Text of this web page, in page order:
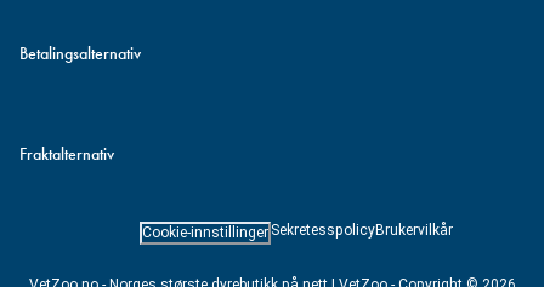
Betalingsalternativ
Fraktalternativ
Cookie-innstillinger SekretesspolicyBrukervilkår